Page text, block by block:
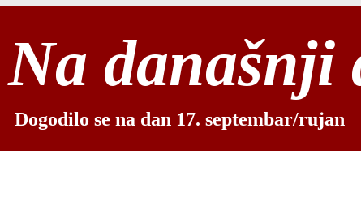
Na današnji
Dogodilo se na dan 17. septembar/rujan